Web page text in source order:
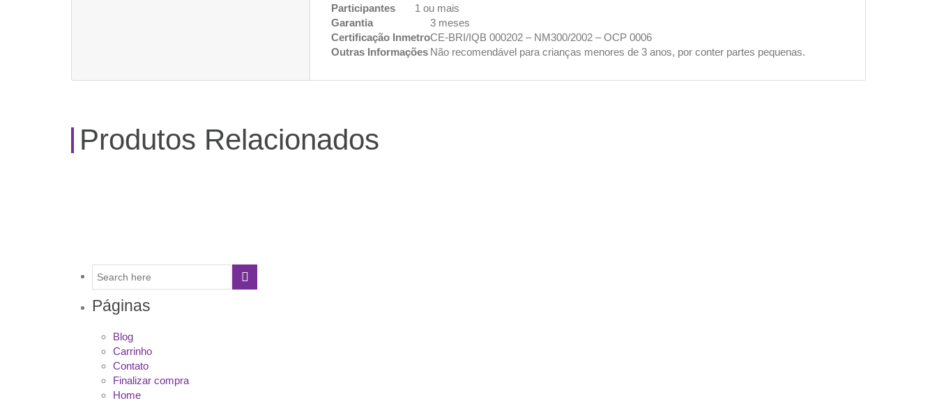
Participantes
1 ou mais
Garantia
3 meses
Certificação InmetroCE-BRI/IQB 000202 – NM300/2002 – OCP 0006
Outras Informações Não recomendável para crianças menores de 3 anos, por conter partes pequenas.
Produtos Relacionados
Páginas
Blog
Carrinho
Contato
Finalizar compra
Home